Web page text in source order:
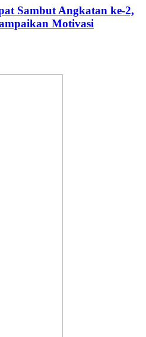
Sambut Angkatan ke-2,
Motivasi